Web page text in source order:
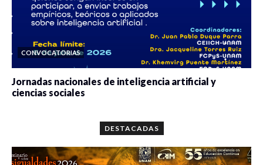
CONVOCATORIAS
Jornadas nacionales de inteligencia artificial y
ciencias sociales
DESTACADAS